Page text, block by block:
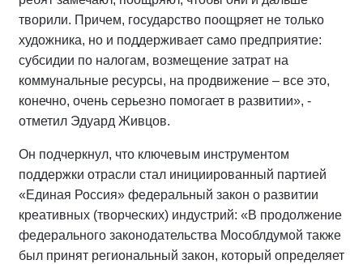
творили. Причем, государство поощряет не только
художника, но и поддерживает само предприятие:
субсидии по налогам, возмещение затрат на
коммунальные ресурсы, на продвижение – все это,
конечно, очень серьезно помогает в развитии», -
отметил Эдуард Живцов.
Он подчеркнул, что ключевым инструментом
поддержки отрасли стал инициированный партией
«Единая Россия» федеральный закон о развитии
креативных (творческих) индустрий: «В продолжение
федерального законодательства Мособлдумой также
был принят региональный закон, который определяет